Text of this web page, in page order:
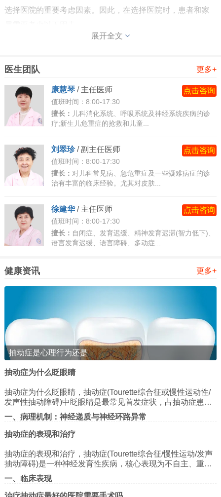
选择医院的重要考虑因素。因此，在选择医院时，患者和家
6.注意医院的设施，在选择医院时，还需要关注医院的设
人员的态度是否友善等方面都需要考虑。同时，还可以通过
查阅医院的患者评价和口碑等方面来了解医院的综合实力和
服务质量。
儿童性早熟西安哪个医院比较好?医院的服务态度和环
境：患者和家属需要选择医院环境优美、服务态度良好的医
院，这样可以让患者在治疗期间感到舒适和安心，从而更好
地接受治疗。
展开全文
医生团队 更多+
康慧琴/ 主任医师
值班时间：8:00-17:30
擅长： 儿科消化系统、呼吸系统及神经系统疾病的诊
疗;新生儿危重症的抢救和儿童...
点击咨询
刘翠珍/副主任医师
值班时间：8:00-17:30
擅长： 对儿科常见病、急危重症及一些疑难病症的诊
治有丰富的临床经验。尤其对皮肤...
点击咨询
徐建华/ 主任医师
值班时间：8:00-17:30
擅长： 自闭症、发育迟缓、精神发育迟滞(智力低下)、
语言发育迟缓、语言障碍、多动症...
点击咨询
健康资讯 更多+
抽动症是心理行为还是
抽动症为什么眨眼睛
抽动症为什么眨眼睛，抽动症(Tourette综合征或慢性运动性/
发声性抽动障碍)中眨眼睛是最常见首发症状，占抽动症患儿
的70%以上，其机制涉及神经递质失衡、神经环路异常及心
理社会因素共同作用。以下从病理机制、临床特征及治疗策
略三方面展开分析：
一、病理机制：神经递质与神经环路异常
多巴胺-谷氨酸失衡假说
经节(纹状体、苍白球、丘脑底核)与大脑皮层、小脑之间的神
经环路。多巴胺能神经元过度活跃或D2受体超敏，导致运动
皮层抑制性输出减少，引发不自主眨眼。
度激活可增强突触传递效率，导致眨眼动作的重复性和刻板
性。
抽动症的表现和治疗
抽动症的表现和治疗，抽动症(Tourette综合征/慢性运动/发声
抽动障碍)是一种神经发育性疾病，核心表现为不自主、重
复、刻板的运动或发声抽动。以下从症状特征、鉴别诊断、
治疗路径三方面进行系统解析：
一、临床表现
1. 抽动类型与分级